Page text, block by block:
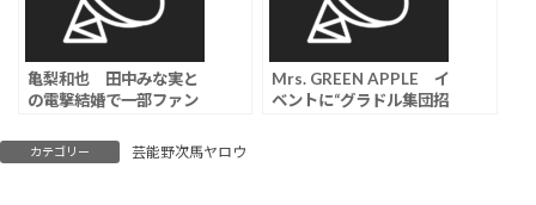
亀梨和也 田中みな実と
の電撃結婚で一部ファン
ならソロコン前に」「悲
しすぎて受け止めきれな
Mrs. GREEN APPLE イ
ベントに“グラドル集団招
カテゴリー 芸能野次馬ヤロウ